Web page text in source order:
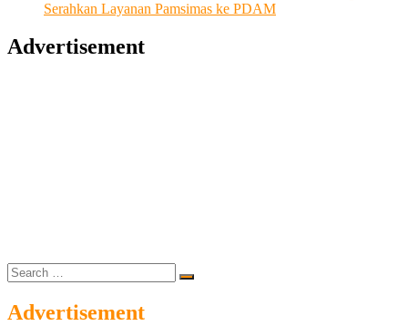
Serahkan Layanan Pamsimas ke PDAM
Advertisement
Search
…
Advertisement